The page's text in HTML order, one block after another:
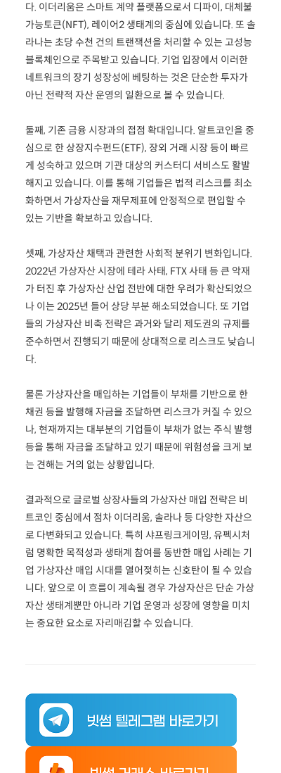
다. 이더리움은 스마트 계약 플랫폼으로서 디파이, 대체불
가능토큰(NFT), 레이어2 생태계의 중심에 있습니다. 또 솔
라나는 초당 수천 건의 트랜잭션을 처리할 수 있는 고성능
블록체인으로 주목받고 있습니다. 기업 입장에서 이러한
네트워크의 장기 성장성에 베팅하는 것은 단순한 투자가
아닌 전략적 자산 운영의 일환으로 볼 수 있습니다.
둘째, 기존 금융 시장과의 접점 확대입니다. 알트코인을 중
심으로 한 상장지수펀드(ETF), 장외 거래 시장 등이 빠르
게 성숙하고 있으며 기관 대상의 커스터디 서비스도 활발
해지고 있습니다. 이를 통해 기업들은 법적 리스크를 최소
화하면서 가상자산을 재무제표에 안정적으로 편입할 수
있는 기반을 확보하고 있습니다.
셋째, 가상자산 채택과 관련한 사회적 분위기 변화입니다.
2022년 가상자산 시장에 테라 사태, FTX 사태 등 큰 악재
가 터진 후 가상자산 산업 전반에 대한 우려가 확산되었으
나 이는 2025년 들어 상당 부분 해소되었습니다. 또 기업
들의 가상자산 비축 전략은 과거와 달리 제도권의 규제를
준수하면서 진행되기 때문에 상대적으로 리스크도 낮습니
다.
물론 가상자산을 매입하는 기업들이 부채를 기반으로 한
채권 등을 발행해 자금을 조달하면 리스크가 커질 수 있으
나, 현재까지는 대부분의 기업들이 부채가 없는 주식 발행
등을 통해 자금을 조달하고 있기 때문에 위험성을 크게 보
는 견해는 거의 없는 상황입니다.
결과적으로 글로벌 상장사들의 가상자산 매입 전략은 비
트코인 중심에서 점차 이더리움, 솔라나 등 다양한 자산으
로 다변화되고 있습니다. 특히 샤프링크게이밍, 유펙시처
럼 명확한 목적성과 생태계 참여를 동반한 매입 사례는 기
업 가상자산 매입 시대를 열어젖히는 신호탄이 될 수 있습
니다. 앞으로 이 흐름이 계속될 경우 가상자산은 단순 가상
자산 생태계뿐만 아니라 기업 운영과 성장에 영향을 미치
는 중요한 요소로 자리매김할 수 있습니다.